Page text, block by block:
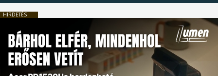
HIRDETÉS